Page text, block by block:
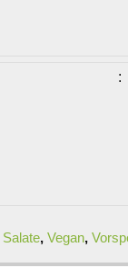
:
Salate,Vegan,